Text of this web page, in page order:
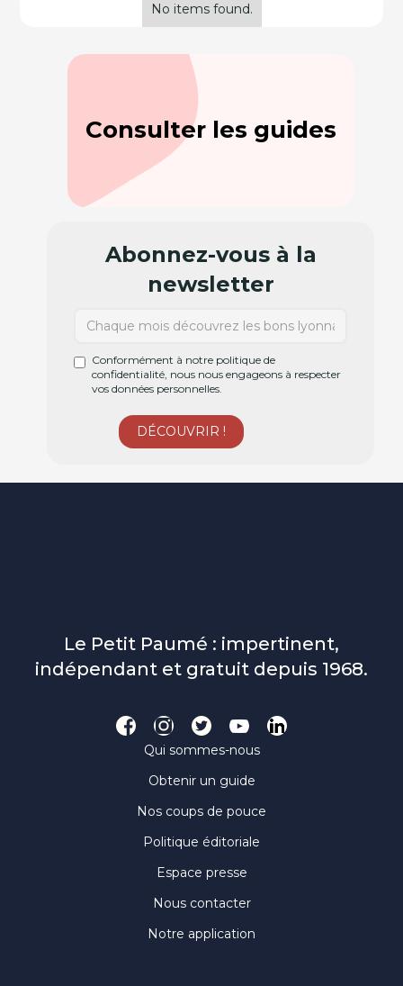
No items found.
Consulter les guides
Abonnez-vous à la
newsletter
Conformément à notre politique de
confidentialité, nous nous engageons à respecter
vos données personnelles.
Le Petit Paumé : impertinent,
indépendant et gratuit depuis 1968.
Qui sommes-nous
Obtenir un guide
Nos coups de pouce
Politique éditoriale
Espace presse
Nous contacter
Notre application